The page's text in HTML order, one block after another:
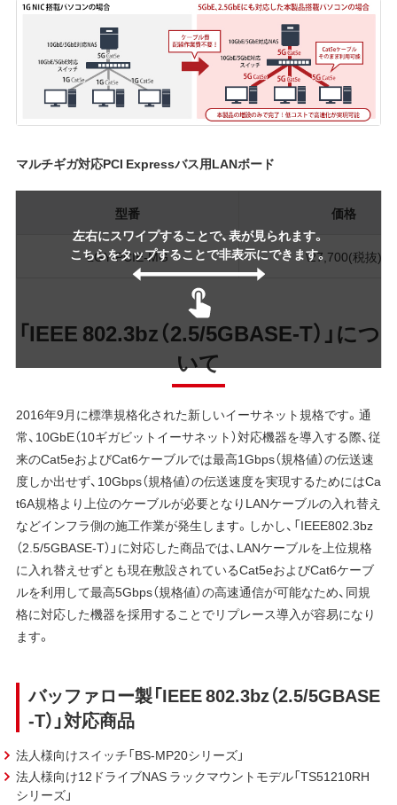
マルチギガ対応PCI Expressバス用LANボード
左右にスワイプすることで、表が見られます。
こちらをタップすることで非表示にできます。
型番 価格
LGY-PCIE-MG \27,700(税抜)
「IEEE 802.3bz（2.5/5GBASE-T）」につ
いて
2016年9月に標準規格化された新しいイーサネット規格です。通
常、10GbE（10ギガビットイーサネット）対応機器を導入する際、従
来のCat5eおよびCat6ケーブルでは最高1Gbps（規格値）の伝送速
度しか出せず、10Gbps（規格値）の伝送速度を実現するためにはCa
t6A規格より上位のケーブルが必要となりLANケーブルの入れ替え
などインフラ側の施工作業が発生します。しかし、「IEEE802.3bz
（2.5/5GBASE-T）」に対応した商品では、LANケーブルを上位規格
に入れ替えせずとも現在敷設されているCat5eおよびCat6ケーブ
ルを利用して最高5Gbps（規格値）の高速通信が可能なため、同規
格に対応した機器を採用することでリプレース導入が容易になり
ます。
バッファロー製「IEEE 802.3bz（2.5/5GBASE
-T）」対応商品
法人様向けスイッチ「BS-MP20シリーズ」
法人様向け12ドライブNAS ラックマウントモデル「TS51210RH
シリーズ」